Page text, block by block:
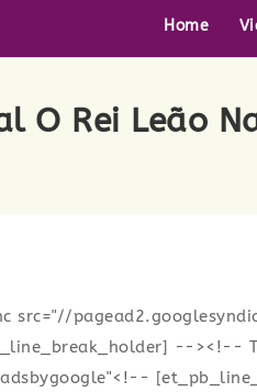
Home
O Rei Leão
src="//
--><!--